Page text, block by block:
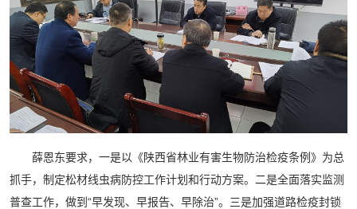
薛恩东要求，一是以《陕西省林业有害生物防治检疫条例》为总
抓手，制定松材线虫病防控工作计划和行动方案。二是全面落实监测
普查工作，做到“早发现、早报告、早除治”。三是加强道路检疫封锁